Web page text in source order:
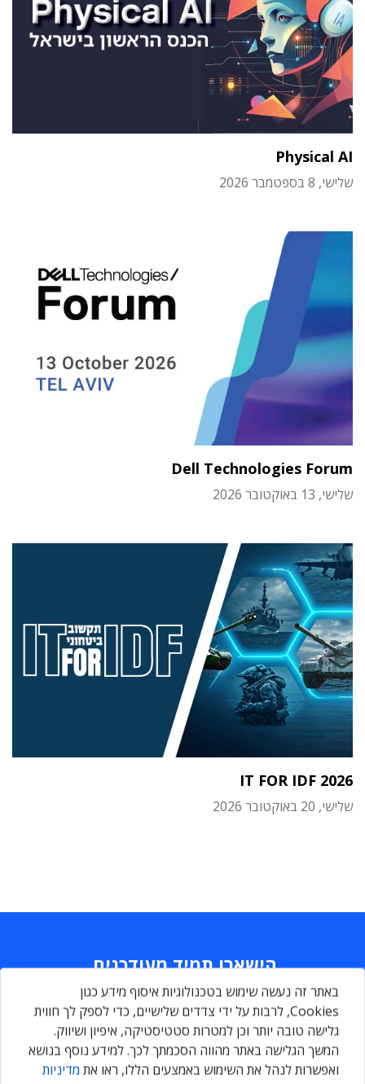
Physical AI
שלישי, 8 בספטמבר 2026
Dell Technologies Forum
שלישי, 13 באוקטובר 2026
IT FOR IDF 2026
שלישי, 20 באוקטובר 2026
הישארו תמיד מעודכנים
Dailymaily
הירשמו עכשיו ותקבלו גם אתם ניוזלטר מקצועי יומי, המרכז את כל
באתר זה נעשה שימוש בטכנולוגיות איסוף מידע כגון
Cookies, לרבות על ידי צדדים שלישיים, כדי לספק לך חווית
גלישה טובה יותר וכן למטרות סטטיסטיקה, איפיון ושיווק.
המשך הגלישה באתר מהווה הסכמתך לכך. למידע נוסף בנושא
ואפשרות לנהל את השימוש באמצעים הללו, ראו את מדיניות